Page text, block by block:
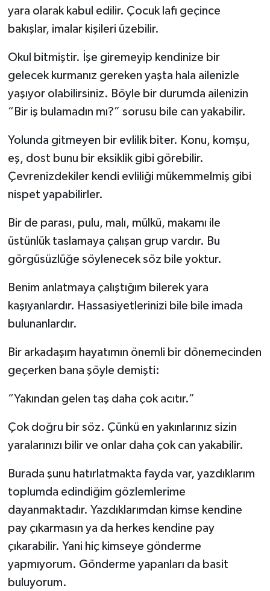
yara olarak kabul edilir. Çocuk lafı geçince
bakışlar, imalar kişileri üzebilir.
Okul bitmiştir. İşe giremeyip kendinize bir
gelecek kurmanız gereken yaşta hala ailenizle
yaşıyor olabilirsiniz. Böyle bir durumda ailenizin
“Bir iş bulamadın mı?” sorusu bile can yakabilir.
Yolunda gitmeyen bir evlilik biter. Konu, komşu,
eş, dost bunu bir eksiklik gibi görebilir.
Çevrenizdekiler kendi evliliği mükemmelmiş gibi
nispet yapabilirler.
Bir de parası, pulu, malı, mülkü, makamı ile
üstünlük taslamaya çalışan grup vardır. Bu
görgüsüzlüğe söylenecek söz bile yoktur.
Benim anlatmaya çalıştığım bilerek yara
kaşıyanlardır. Hassasiyetlerinizi bile bile imada
bulunanlardır.
Bir arkadaşım hayatımın önemli bir dönemecinden
geçerken bana şöyle demişti:
“Yakından gelen taş daha çok acıtır.”
Çok doğru bir söz. Çünkü en yakınlarınız sizin
yaralarınızı bilir ve onlar daha çok can yakabilir.
Burada şunu hatırlatmakta fayda var, yazdıklarım
toplumda edindiğim gözlemlerime
dayanmaktadır. Yazdıklarımdan kimse kendine
pay çıkarmasın ya da herkes kendine pay
çıkarabilir. Yani hiç kimseye gönderme
yapmıyorum. Gönderme yapanları da basit
buluyorum.
Sağlık